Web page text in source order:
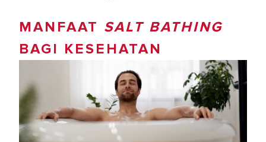
MANFAAT SALT BATHING
BAGI KESEHATAN